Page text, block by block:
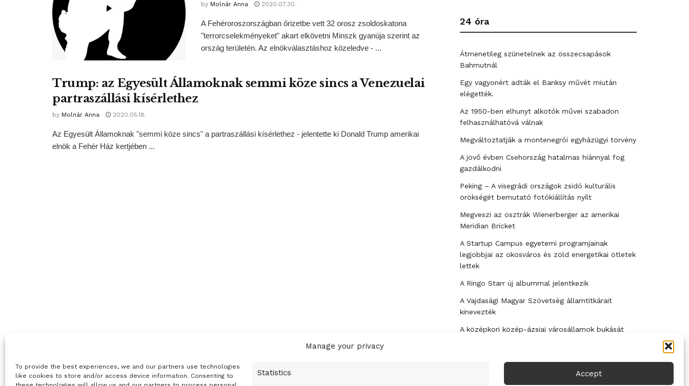
Manage your privacy
To provide the best experiences, we and our partners use technologies
like cookies to store and/or access device information. Consenting to
Statistics Accept
by Molnár Anna 2020.07.30.
A Fehéroroszországban őrizetbe vett 32 orosz zsoldoskatona
"terrorcselekményeket" akart elkövetni Minszk gyanúja szerint az
ország területén. Az elnökválasztáshoz közeledve - ...
Trump: az Egyesült Államoknak semmi köze sincs a Venezuelai
partraszállási kísérlethez
by Molnár Anna 2020.05.18.
Az Egyesült Államoknak "semmi köze sincs" a partraszállási kísérlethez - jelentette ki Donald Trump amerikai
elnök a Fehér Ház kertjében ...
24 óra
Átmenetileg szünetelnek az összecsapások
Bahmutnál
Egy vagyonért adták el Banksy művét miután
elégették.
Az 1950-ben elhunyt alkotók művei szabadon
felhasználhatóvá válnak
Megváltoztatják a montenegrói egyházügyi törvény
A jövő évben Csehország hatalmas hiánnyal fog
gazdálkodni
Peking – A visegrádi országok zsidó kulturális
örökségét bemutató fotókiállítás nyílt
Megveszi az osztrák Wienerberger az amerikai
Meridian Bricket
A Startup Campus egyetemi programjainak
legjobbjai az okosváros és zöld energetikai ötletek
lettek
A Ringo Starr új albummal jelentkezik
A Vajdasági Magyar Szövetség államtitkárait
kinevezték
A középkori közép-ázsiai városállamok bukását